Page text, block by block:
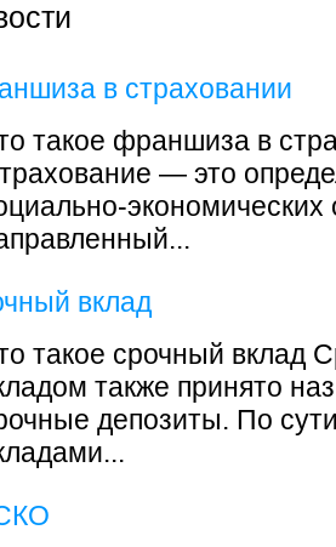
в страховании
такое франшиза в
— это
вклад
такое срочный вклад
также принято
депозиты. По